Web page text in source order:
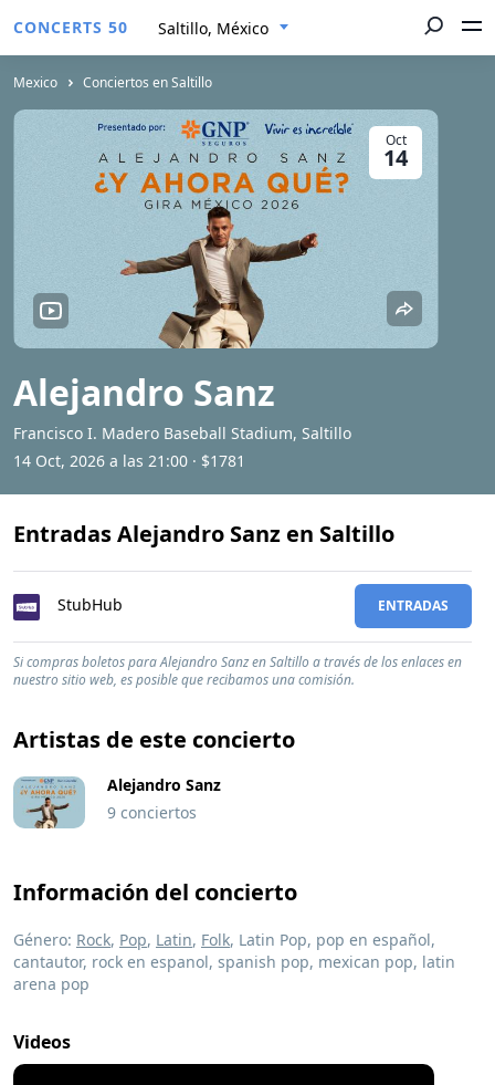
CONCERTS 50 Saltillo, México
Mexico Conciertos en Saltillo
Alejandro Sanz
14 Oct, 2026 a las 21:00 · $1781
Francisco I. Madero Baseball Stadium, Saltillo
Oct
14
Entradas Alejandro Sanz en Saltillo
StubHub ENTRADAS
Si compras boletos para Alejandro Sanz en Saltillo a través de los enlaces en
nuestro sitio web, es posible que recibamos una comisión.
Artistas de este concierto
Alejandro Sanz
9 conciertos
Información del concierto
Género: Rock, Pop, Latin, Folk, Latin Pop, pop en español,
cantautor, rock en espanol, spanish pop, mexican pop, latin
arena pop
Videos